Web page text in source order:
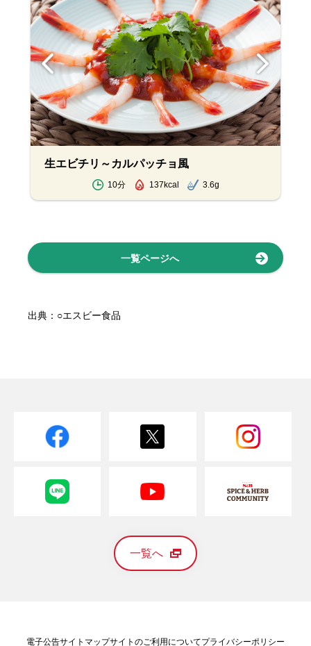
生エビチリ～カルパッチョ風
10分 137kcal 3.6g
一覧ページへ
出典：○エスビー食品
一覧へ
電子公告サイトマップサイトのご利用についてプライバシーポリシー